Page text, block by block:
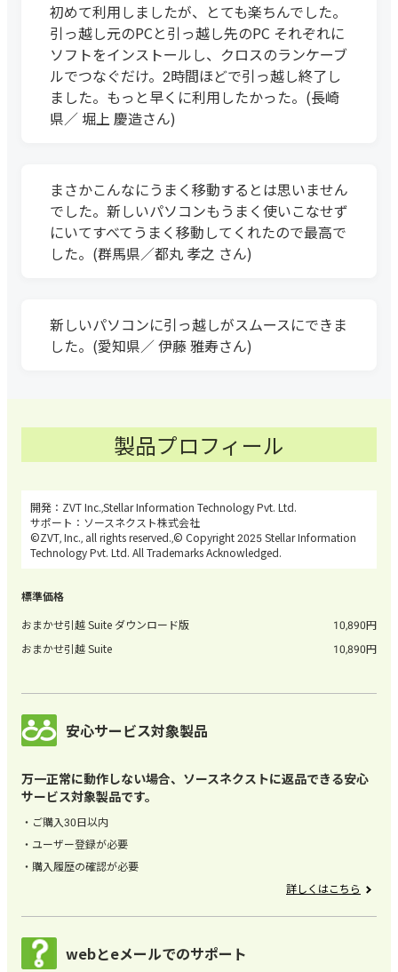
初めて利用しましたが、とても楽ちんでした。
引っ越し元のPCと引っ越し先のPC それぞれに
ソフトをインストールし、クロスのランケーブ
ルでつなぐだけ。2時間ほどで引っ越し終了し
ました。もっと早くに利用したかった。(長崎
県／ 堀上 慶造さん)
まさかこんなにうまく移動するとは思いません
でした。新しいパソコンもうまく使いこなせず
にいてすべてうまく移動してくれたので最高で
した。(群馬県／都丸 孝之 さん)
新しいパソコンに引っ越しがスムースにできま
した。(愛知県／ 伊藤 雅寿さん)
製品プロフィール
ZVT Inc.,Stellar Information Technology Pvt. Ltd.
ソースネクスト株式会社
©ZVT, Inc., all rights reserved.,© Copyright 2025 Stellar Information
Technology Pvt. Ltd. All Trademarks Acknowledged.
おまかせ引越 Suite ダウンロード版
10,890
おまかせ引越 Suite
10,890
安心サービス対象製品
万一正常に動作しない場合、ソースネクストに返品できる安心
サービス対象製品です。
ご購入30日以内
ユーザー登録が必要
購入履歴の確認が必要
詳しくはこちら
webとeメールでのサポート